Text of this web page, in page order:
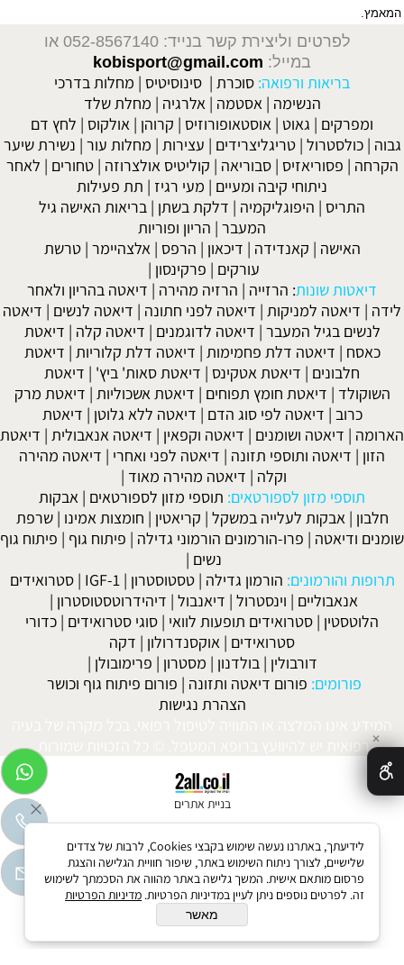
המאמץ.
לפרטים וליצירת קשר בנייד: 052-8567140
או
במייל: kobisport@gmail.com
בריאות ורפואה: סוכרת | סינוסיטיס | מחלות בדרכי
הנשימה | אסטמה | אלרגיה | מחלת שלד
ומפרקים | גאוט | אוסטאופורוזיס | קרוהן | אולקוס | לחץ דם
גבוה |כולסטרול |טריגליצרידים | עצירות | מחלות עור | נשירת שיער
הקרחה | פסוריאזיס |סבוריאה | קוליטיס אולצרוזה |טחורים | לאחר
ניתוחי קיבה ומעיים | מעי רגיז | תת פעילות
התריס | היפוגליקמיה | דלקת בשתן | בריאות האישה גיל
המעבר | הריון ופוריות
האישה | קאנדידה | דיכאון | הרפס | אלצהיימר |טרשת
עורקים | פרקינסון |
דיאטות שונות: הרזייה | הרזיה מהירה | דיאטה בהריון ולאחר
לידה | דיאטה למניקות | דיאטה לפני חתונה | דיאטה לנשים | דיאטה
לנשים בגיל המעבר | דיאטה לדוגמנים | דיאטה קלה | דיאטת
כאסח | דיאטה דלת פחמימות | דיאטה דלת קלוריות | דיאטת
חלבונים | דיאטת אטקינס | דיאטת סאות' ביץ' | דיאטת
השוקולד | דיאטת חומץ תפוחים | דיאטת אשכוליות | דיאטת מרק
כרוב | דיאטה לפי סוג הדם | דיאטה ללא גלוטן | דיאטת
הארומה | דיאטה ושומנים | דיאטה וקפאין | דיאטה אנאבולית | דיאטת
הזון | דיאטה ותוספי תזונה | דיאטה לפני ואחרי | דיאטה מהירה
וקלה | דיאטה מהירה מאוד |
תוספי מזון לספורטאים: תוספי מזון לספורטאים | אבקות
חלבון | אבקות לעלייה במשקל | קריאטין | חומצות אמינו |שרפת
שומנים ודיאטה | פרו-הורמונים הורמוני גדילה | פיתוח גוף | פיתוח גוף
נשים |
תרופות והורמונים: הורמון גדילה |טסטוסטרון |
IGF-1
|סטרואידים
אנאבוליים | וינסטרול | דיאנבול | דיהידרוטסטוסטרון |
הלוטסטין | סטרואידים תופעות לוואי | סוגי סטרואידים | כדורי
סטרואידים | אוקסנדרולון | דקה
דורבולין | בולדנון | מסטרון | פרימובולן |
פורומים: פורום דיאטה ותזונה | פורום פיתוח גוף וכושר
הצהרת נגישות
המידע אינו המלצה או התוויה לטיפול רפואי. בכל מקרה של בעיה
רפואית יש להיוועץ ברופא המטפל. © כל הזכויות שמורות.
בניית אתרים
✕
לידיעתך, באתרנו נעשה שימוש בקבצי Cookies, לרבות של צדדים
שלישיים, לצורך ניתוח השימוש באתר, שיפור חוויית הגלישה והצגת
פרסום מותאם אישית. המשך גלישה באתר מהווה את הסכמתך לשימוש
זה. לפרטים נוספים ניתן לעיין במדיניות הפרטיות. מדיניות הפרטיות
מאשר